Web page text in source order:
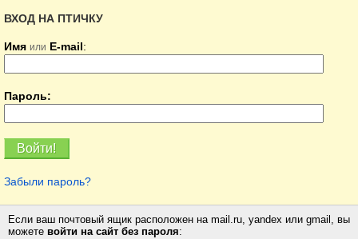
ВХОД НА ПТИЧКУ
Имя или E-mail:
Пароль:
Забыли пароль?
Если ваш почтовый ящик расположен на mail.ru, yandex или gmail, вы
можете войти на сайт без пароля: